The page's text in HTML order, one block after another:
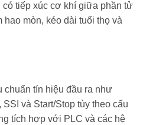
có tiếp xúc cơ khí giữa phần tử
hao mòn, kéo dài tuổi thọ và
chuẩn tín hiệu đầu ra như
và Start/Stop tùy theo cấu
tích hợp với PLC và các hệ